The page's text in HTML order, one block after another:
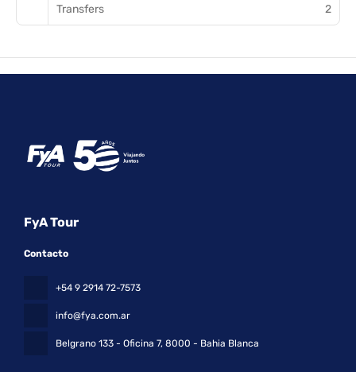
Transfers 2
FyA Tour
Contacto
+54 9 2914 72-7573
info@fya.com.ar
Belgrano 133 - Oficina 7, 8000 - Bahia Blanca